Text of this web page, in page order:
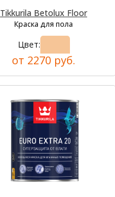
Tikkurila Betolux Floor
Краска для пола
Цвет:
от 2270 руб.